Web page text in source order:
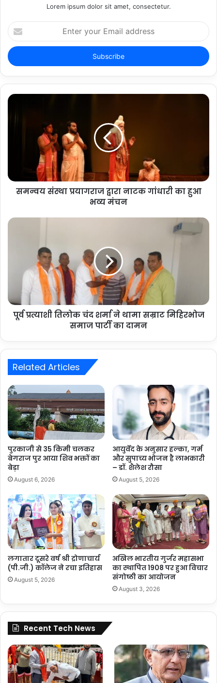
Lorem ipsum dolor sit amet, consectetur.
Enter
your
Email
address
समन्वय संस्था प्रयागराज द्वारा नाटक गांधारी का हुआ
भव्य मंचन
पूर्व प्रत्याशी तिलोक चंद शर्मा ने थामा सम्राट मिहिरभोज
समाज पार्टी का दामन
Related Articles
पुरकाजी से 35 किमी चलकर
बेगराज पुर आया शिव भक्तों का
बेड़ा
August 6, 2026
आयुर्वेद के अनुसार हल्का, गर्म
और सुपाच्य भोजन है लाभकारी
– डॉ. शैलेश रौसा
August 5, 2026
लगातार दूसरे वर्ष श्री द्रोणाचार्य
(पी.जी.) कॉलेज ने रचा इतिहास
August 5, 2026
अखिल भारतीय गुर्जर महासभा
का स्थापित 1908 पर हुआ विचार
संगोष्ठी का आयोजन
August 3, 2026
Recent Tech News